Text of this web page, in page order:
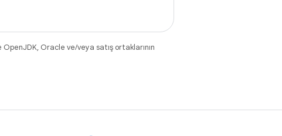
Oracle ve/veya satış ortaklarının